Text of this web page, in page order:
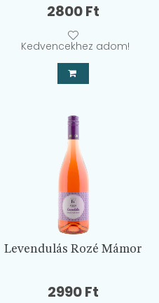
2800Ft
Kedvencekhez adom!
Levendulás Rozé Mámor
2990Ft